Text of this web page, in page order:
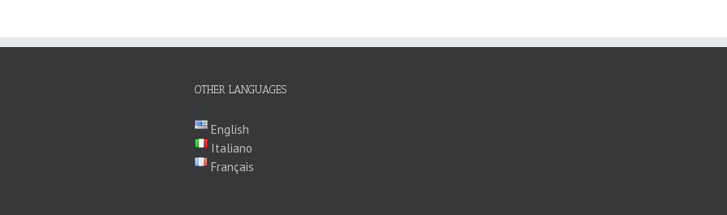
OTHER LANGUAGES
English
Italiano
Français